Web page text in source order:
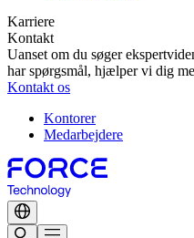
Karriere
Kontakt
Uanset om du søger
har spørgsmål, hjælper vi dig
Kontakt os
Kontorer
Medarbejdere